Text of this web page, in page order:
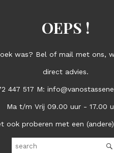
OEPS !
was? Bel of mail met ons,
direct advies.
447 517 M:
Ma t/m Vrij 09.00 uur - 17.00
ook proberen met een